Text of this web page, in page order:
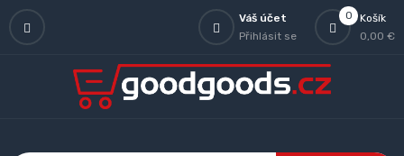
0
Košík
0,00 €
Váš účet
Přihlásit se